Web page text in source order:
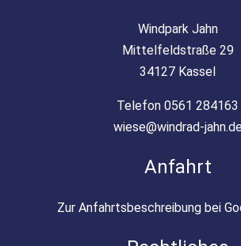
Windpark Jahn
Mittelfeldstraße 29
34127 Kassel
Telefon 0561 284163
wiese@windrad-jahn.de
Anfahrt
Zur Anfahrtsbeschreibung bei